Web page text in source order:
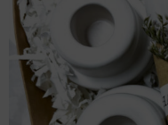
צפייה מהירה